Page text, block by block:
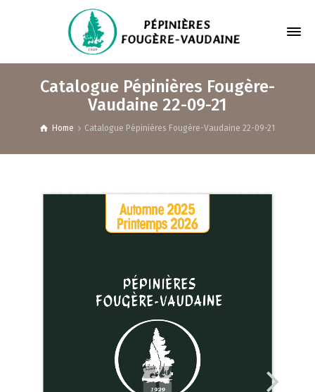
Catalogue Pépinières Fougère-
Vaudaine 22-09-21
Home Catalogue Pépinières Fougère-Vaudaine 22-09-21